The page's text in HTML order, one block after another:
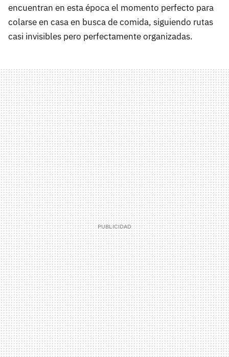
encuentran en esta época el momento perfecto para
colarse en casa en busca de comida, siguiendo rutas
casi invisibles pero perfectamente organizadas.